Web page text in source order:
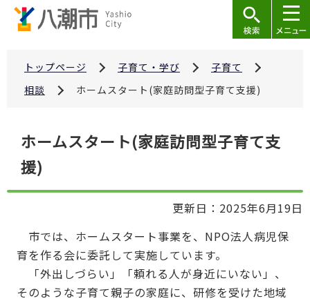
トップページ 子育て・学び
子育て
相談
ホームスタート(家庭訪問型子育て支援)
ホームスタート(家庭訪問型子育て支
援)
更新日：2025年6月19日
市では、ホームスタート事業を、NPO法人病児保
育を作る会に委託して実施しています。
「外出しづらい」「頼れる人が身近にいない」、
そのような子育て親子の家庭に、研修を受けた地域